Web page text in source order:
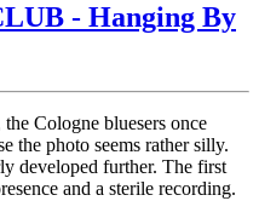
- Hanging By
Cologne bluesers once
the photo seems rather silly.
developed further. The first
and a sterile recording.